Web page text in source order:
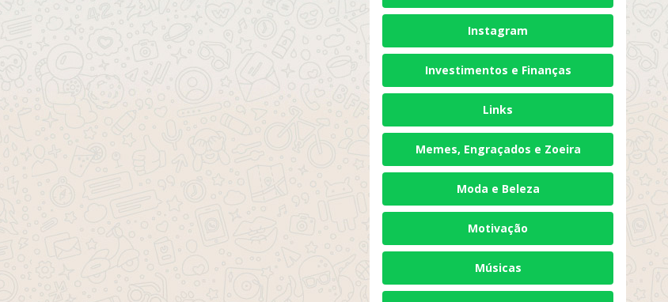
Instagram
Investimentos e Finanças
Links
Memes, Engraçados e Zoeira
Moda e Beleza
Motivação
Músicas